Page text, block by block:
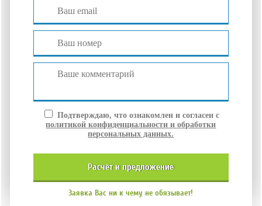
Подтверждаю, что ознакомлен и согласен с
политикой конфиденциальности и обработки
персональных данных.
расчёт и предложение
Заявка Вас ни к чему не обязывает!